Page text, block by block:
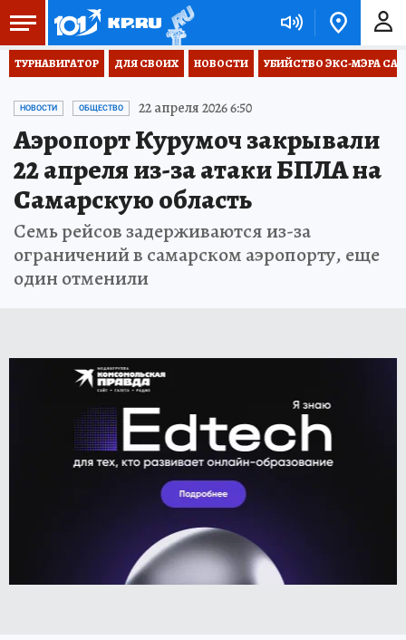
ТУРНАВИГАТОР ДЛЯ СВОИХ НОВОСТИ УБИЙСТВО ЭКС-МЭРА
НОВОСТИ ОБЩЕСТВО 22 апреля 2026 6:50
Аэропорт Курумоч закрывали
22 апреля из-за атаки БПЛА на
Самарскую область
Семь рейсов задерживаются из-за
ограничений в самарском аэропорту, еще
один отменили